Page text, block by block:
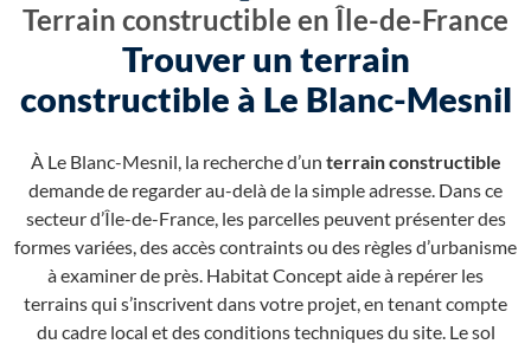
Terrain constructible en Île-de-France
Trouver un terrain
constructible à Le Blanc-Mesnil
À Le Blanc-Mesnil, la recherche d’un terrain constructible
demande de regarder au-delà de la simple adresse. Dans ce
secteur d’Île-de-France, les parcelles peuvent présenter des
formes variées, des accès contraints ou des règles d’urbanisme
à examiner de près. Habitat Concept aide à repérer les
terrains qui s’inscrivent dans votre projet, en tenant compte
du cadre local et des conditions techniques du site. Le sol